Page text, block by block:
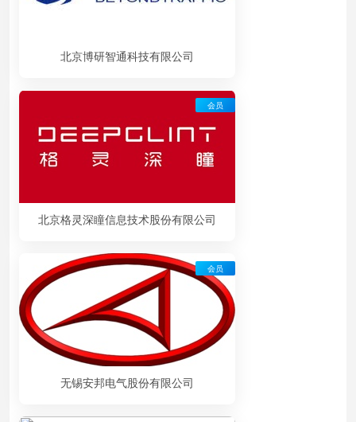
北京博研智通科技有限公司
北京格灵深瞳信息技术股份有限公司
会员
无锡安邦电气股份有限公司
会员